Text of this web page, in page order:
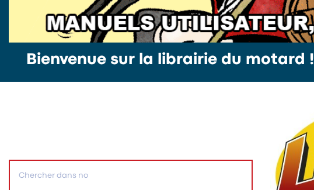
Bienvenue sur la librairie du motard !